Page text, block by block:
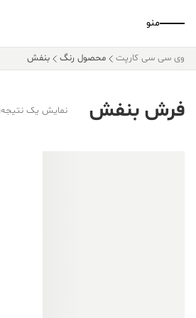
منو
وی سی سی کارپت محصول رنگ بنفش
فرش بنفش نمایش یک نتیجه